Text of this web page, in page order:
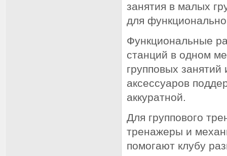
занятия в малых
для
Функциональные
станций в одном
групповых
аксессуаров
аккуратной.
Для группового
тренажеры и
помогают клубу